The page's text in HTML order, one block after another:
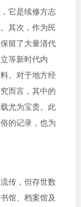
它是续修方志
其次，作为民
留了大量清代
等新时代内
。对于地方经
而言，其中的
尤为宝贵。此
的记录，也为
传，但存世数
馆、档案馆及